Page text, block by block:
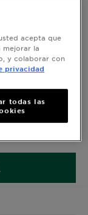
ML
SANDIA
300ML
acepta que
mejorar la
y colaborar con
privacidad
todas las